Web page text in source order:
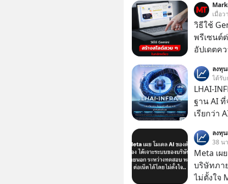
เมื่อว
วิธีใช้
พรีเซนต์
อัปเดตค
สวย ๆ ไ
ไป
ลงทุ
ได้รั
LHAI-
ฐาน AI
เรียกว่า
ลงทุน AI
ฐานด้าน
ยันระบบ
ลงทุ
38 น
Meta เผ
บริษัทภา
ไม่ตั้งใจ